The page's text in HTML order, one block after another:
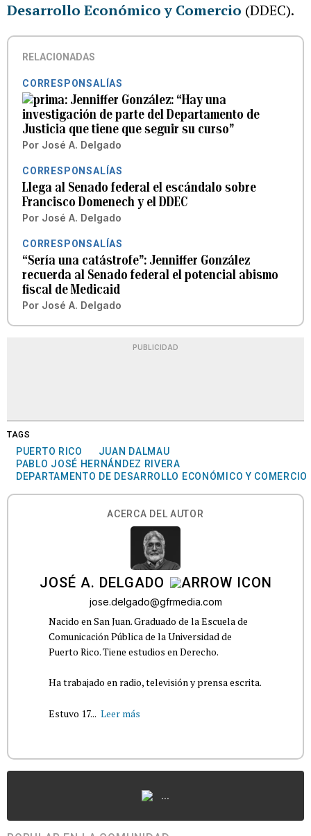
Desarrollo Económico y Comercio (DDEC).
RELACIONADAS
CORRESPONSALÍAS
Jenniffer González: “Hay una
investigación de parte del Departamento de
Justicia que tiene que seguir su curso”
Por José A. Delgado
CORRESPONSALÍAS
Llega al Senado federal el escándalo sobre
Francisco Domenech y el DDEC
Por José A. Delgado
CORRESPONSALÍAS
“Sería una catástrofe”: Jenniffer González
recuerda al Senado federal el potencial abismo
fiscal de Medicaid
Por José A. Delgado
PUBLICIDAD
TAGS
PUERTO RICO
JUAN DALMAU
PABLO JOSÉ HERNÁNDEZ RIVERA
DEPARTAMENTO DE DESARROLLO ECONÓMICO Y COMERCIO
ACERCA DEL AUTOR
JOSÉ A. DELGADO
jose.delgado@gfrmedia.com
Nacido en San Juan. Graduado de la Escuela de
Comunicación Pública de la Universidad de
Puerto Rico. Tiene estudios en Derecho.
Ha trabajado en radio, televisión y prensa escrita.
Estuvo 17... Leer más
...